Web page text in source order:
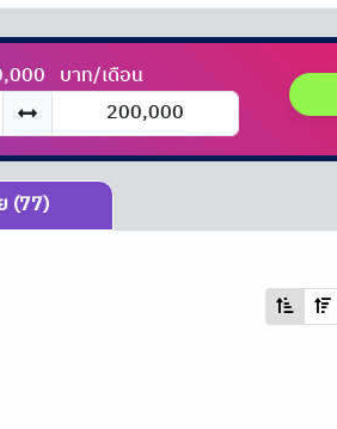
บาท/เดือน
(77)